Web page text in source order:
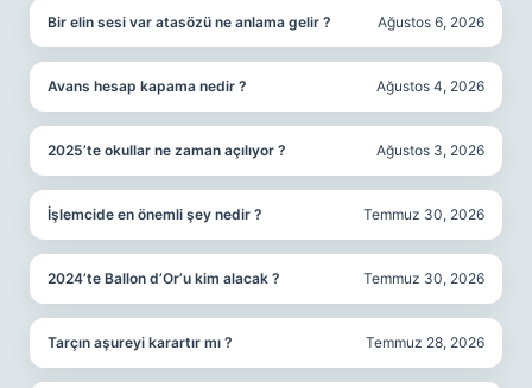
Bir elin sesi var atasözü ne anlama gelir ? Ağustos 6, 2026
Avans hesap kapama nedir ? Ağustos 4, 2026
2025’te okullar ne zaman açılıyor ? Ağustos 3, 2026
İşlemcide en önemli şey nedir ? Temmuz 30, 2026
2024’te Ballon d’Or’u kim alacak ? Temmuz 30, 2026
Tarçın aşureyi karartır mı ? Temmuz 28, 2026